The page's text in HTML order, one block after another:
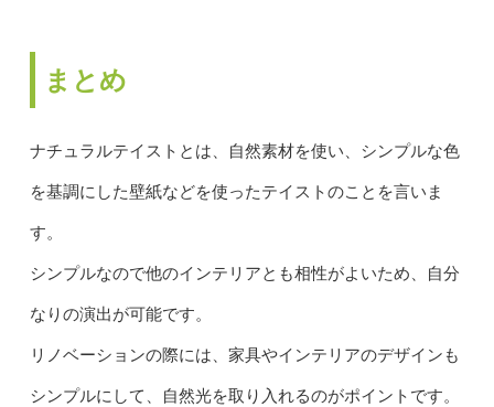
まとめ
ナチュラルテイストとは、自然素材を使い、シンプルな色
を基調にした壁紙などを使ったテイストのことを言いま
す。
シンプルなので他のインテリアとも相性がよいため、自分
なりの演出が可能です。
リノベーションの際には、家具やインテリアのデザインも
シンプルにして、自然光を取り入れるのがポイントです。